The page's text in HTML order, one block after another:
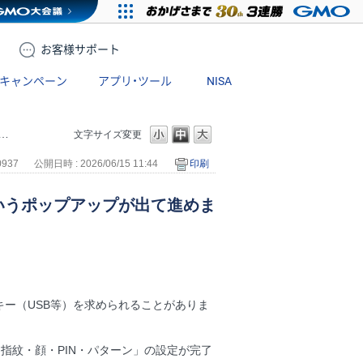
お客様サポート
キャンペーン アプリ・ツール NISA
文字サイズ変更
公開日時 : 2026/06/15 11:44 印刷
ポップアップが出て進めま
（USB等）を求められることがありま
紋・顔・PIN・パターン」の設定が完了